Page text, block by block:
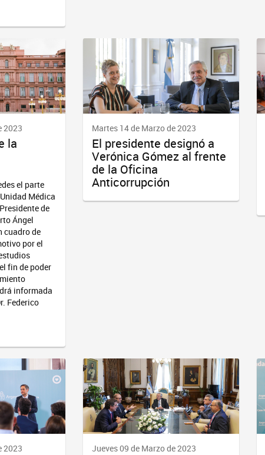
2023
la
el parte
Médica
de
Ángel
cuadro de
por el
fin de poder
informada
Federico
Martes 14 de Marzo de 2023
El presidente designó a
Verónica Gómez al frente
de la Oficina
Anticorrupción
2023 Jueves 09 de Marzo de 2023